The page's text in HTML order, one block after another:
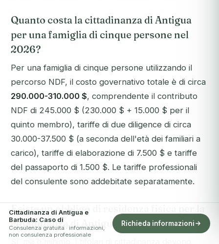
Quanto costa la cittadinanza di Antigua
per una famiglia di cinque persone nel
2026?
Per una famiglia di cinque persone utilizzando il
percorso NDF, il costo governativo totale è di circa
290.000-310.000 $, comprendente il contributo
NDF di 245.000 $ (230.000 $ + 15.000 $ per il
quinto membro), tariffe di due diligence di circa
30.000-37.500 $ (a seconda dell'età dei familiari a
carico), tariffe di elaborazione di 7.500 $ e tariffe
del passaporto di 1.500 $. Le tariffe professionali
del consulente sono addebitate separatamente.
Esiste un obbligo di residenza fisica per la
cittadinanza di Antigua?
Cittadinanza di Antigua e
Barbuda: Caso di
Consulenza gratuita · informazioni,
non consulenza professionale
Richieda informazioni